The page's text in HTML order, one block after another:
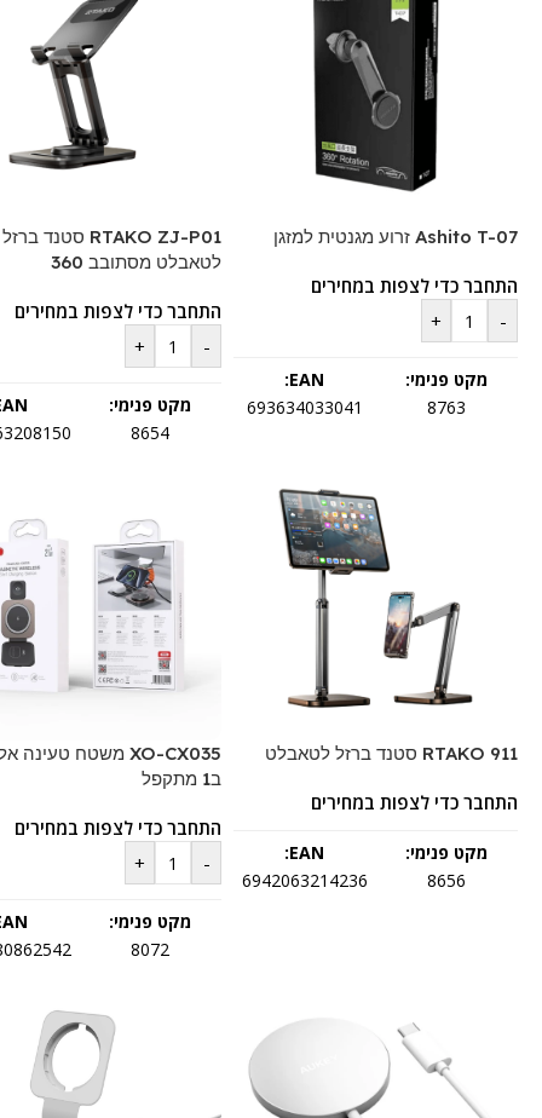
Ashito T-07 זרוע מגנטית למזגן
התחבר כדי לצפות במחירים
-
+
מקט פנימי:
8763
EAN:
693634033041
RTAKO ZJ-P01 סטנד ברזל
לטאבלט מסתובב 360
התחבר כדי לצפות במחירים
-
+
מקט פנימי:
8654
RTAKO 911 סטנד ברזל לטאבלט
התחבר כדי לצפות במחירים
מקט פנימי:
8656
EAN:
6942063214236
ב1 מתקפל
התחבר כדי לצפות במחירים
-
+
מקט פנימי:
8072